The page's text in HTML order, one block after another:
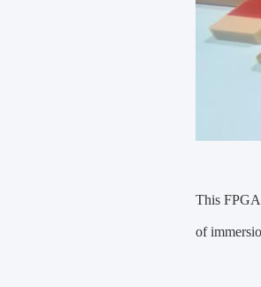
This FPGA
of